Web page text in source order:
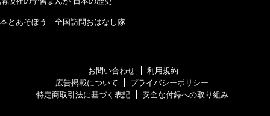
本とあそぼう 全国訪問おはなし隊
お問い合わせ
利用規約
広告掲載について
プライバシーポリシー
特定商取引法に基づく表記
安全な付録への取り組み